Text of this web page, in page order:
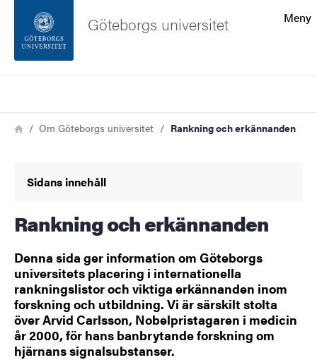
Sidfoten
Meny
Göteborgs universitet
Länkstig
HemOm Göteborgs universitet Rankning och erkännanden
Sidans innehåll
Rankning och erkännanden
Denna sida ger information om Göteborgs
universitets placering i internationella
rankningslistor och viktiga erkännanden inom
forskning och utbildning. Vi är särskilt stolta
över Arvid Carlsson, Nobelpristagaren i medicin
år 2000, för hans banbrytande forskning om
hjärnans signalsubstanser.